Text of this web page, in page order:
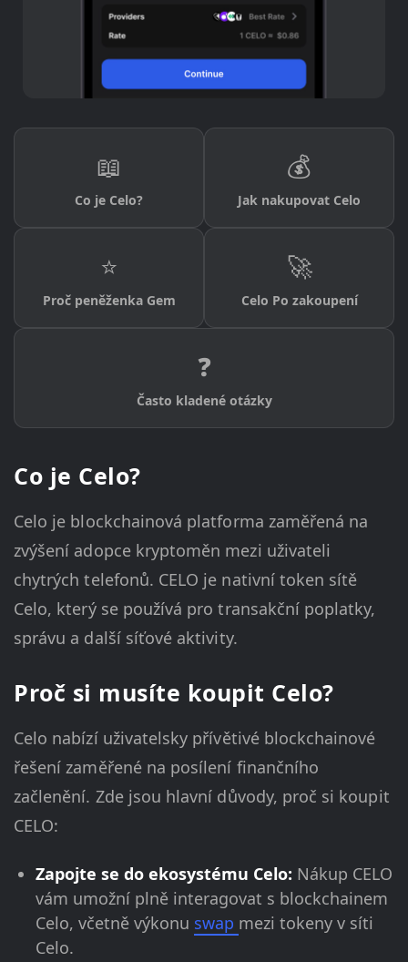
📖
Co je Celo?
💰
Jak nakupovat Celo
⭐
Proč peněženka Gem
🚀
Celo Po zakoupení
❓
Často kladené otázky
Co je Celo?
Celo je blockchainová platforma zaměřená na
zvýšení adopce kryptoměn mezi uživateli
chytrých telefonů. CELO je nativní token sítě
Celo, který se používá pro transakční poplatky,
správu a další síťové aktivity.
Proč si musíte koupit Celo?
Celo nabízí uživatelsky přívětivé blockchainové
řešení zaměřené na posílení finančního
začlenění. Zde jsou hlavní důvody, proč si koupit
CELO:
Zapojte se do ekosystému Celo: Nákup CELO
vám umožní plně interagovat s blockchainem
Celo, včetně výkonu swap mezi tokeny v síti
Celo.